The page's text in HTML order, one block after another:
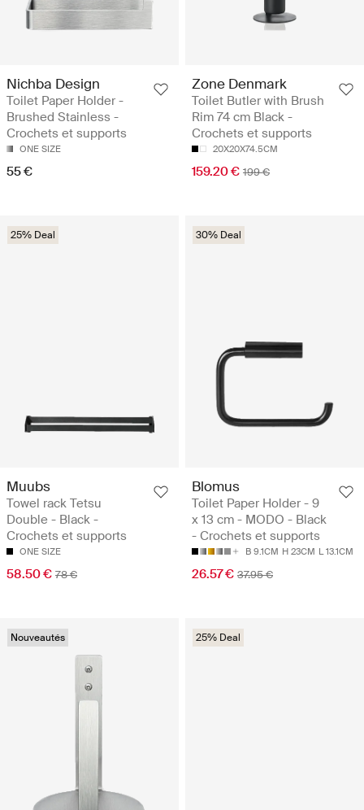
Nichba Design
Toilet Paper Holder -
Brushed Stainless -
Crochets et supports
ONE SIZE
55 €
Zone Denmark
Toilet Butler with Brush
Rim 74 cm Black -
Crochets et supports
20X20X74.5CM
159.20 € 199 €
25% Deal
Muubs
Towel rack Tetsu
Double - Black -
Crochets et supports
ONE SIZE
58.50 € 78 €
30% Deal
Blomus
Toilet Paper Holder - 9
x 13 cm - MODO - Black
- Crochets et supports
B 9.1CM H 23CM L 13.1CM
26.57 € 37.95 €
Nouveautés 25% Deal